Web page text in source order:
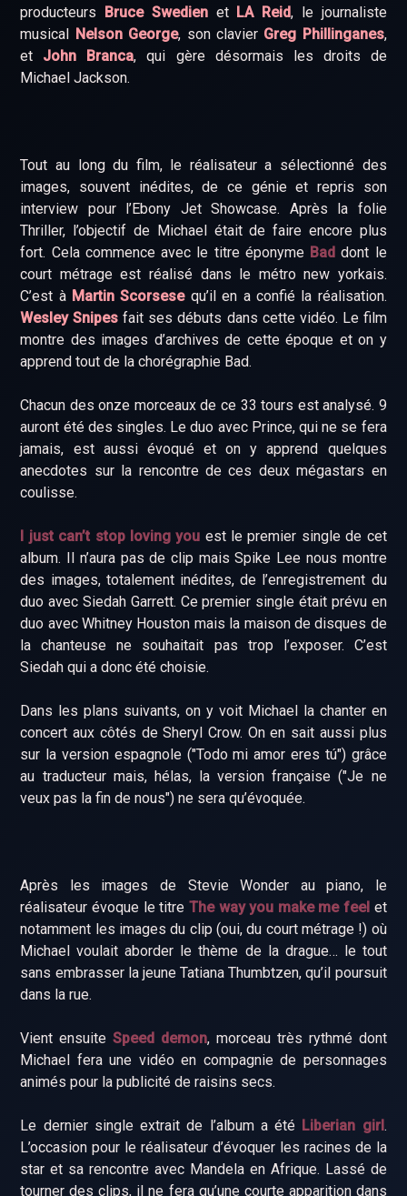
producteurs Bruce Swedienet LA Reid, le journaliste
musical Nelson George, son clavier Greg Phillinganes,
et John Branca, qui gère désormais les droits de
Michael Jackson.
Tout au long du film, le réalisateur a sélectionné des
images, souvent inédites, de ce génie et repris son
interview pour l’Ebony Jet Showcase. Après la folie
Thriller, l’objectif de Michael était de faire encore plus
fort. Cela commence avec le titre éponyme Bad dont le
court métrage est réalisé dans le métro new yorkais.
C’est à Martin Scorsesequ’il en a confié la réalisation.
Wesley Snipes fait ses débuts dans cette vidéo. Le film
montre des images d’archives de cette époque et on y
apprend tout de la chorégraphie Bad.
Chacun des onze morceaux de ce 33 tours est analysé. 9
auront été des singles. Le duo avec Prince, qui ne se fera
jamais, est aussi évoqué et on y apprend quelques
anecdotes sur la rencontre de ces deux mégastars en
coulisse.
I just can’t stop loving you est le premier single de cet
album. Il n’aura pas de clip mais Spike Lee nous montre
des images, totalement inédites, de l’enregistrement du
duo avec Siedah Garrett. Ce premier single était prévu en
duo avec Whitney Houston mais la maison de disques de
la chanteuse ne souhaitait pas trop l’exposer. C’est
Siedah qui a donc été choisie.
Dans les plans suivants, on y voit Michael la chanter en
concert aux côtés de Sheryl Crow. On en sait aussi plus
sur la version espagnole ("Todo mi amor eres tú") grâce
au traducteur mais, hélas, la version française ("Je ne
veux pas la fin de nous") ne sera qu’évoquée.
Après les images de Stevie Wonder au piano, le
réalisateur évoque le titre The way you make me feel et
notamment les images du clip (oui, du court métrage !) où
Michael voulait aborder le thème de la drague… le tout
sans embrasser la jeune Tatiana Thumbtzen, qu’il poursuit
dans la rue.
Vient ensuiteSpeed demon, morceau très rythmé dont
Michael fera une vidéo en compagnie de personnages
animés pour la publicité de raisins secs.
Le dernier single extrait de l’album a été Liberian girl.
L’occasion pour le réalisateur d’évoquer les racines de la
star et sa rencontre avec Mandela en Afrique. Lassé de
tourner des clips, il ne fera qu’une courte apparition dans